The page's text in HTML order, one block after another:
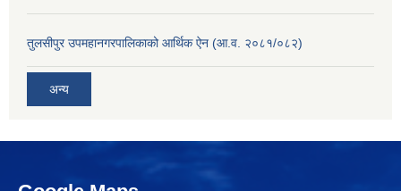
तुलसीपुर उपमहानगरपालिकाको आर्थिक ऐन (आ.व. २०८१/०८२)
अन्य